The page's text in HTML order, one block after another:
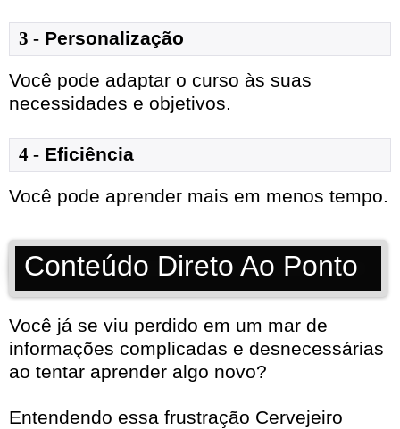
3 - Personalização
Você pode adaptar o curso às suas
necessidades e objetivos.
4 - Eficiência
Você pode aprender mais em menos tempo.
Conteúdo Direto Ao Ponto
Você já se viu perdido em um mar de
informações complicadas e desnecessárias
ao tentar aprender algo novo?
Entendendo essa frustração Cervejeiro